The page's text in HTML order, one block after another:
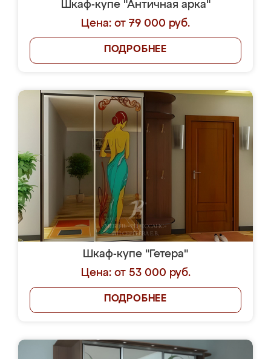
Шкаф-купе "Античная арка"
Цена: от 79 000 руб.
ПОДРОБНЕЕ
Шкаф-купе "Гетера"
Цена: от 53 000 руб.
ПОДРОБНЕЕ